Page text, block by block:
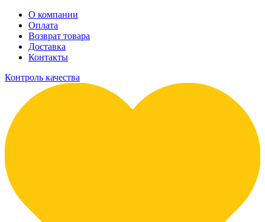
О компании
Оплата
Возврат товара
Доставка
Контакты
Контроль качества